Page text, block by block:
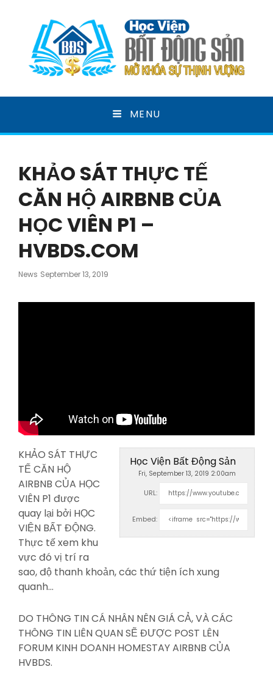
HỌC VIỆN BẤT ĐỘNG
SẢN
MENU
KHẢO SÁT THỰC TẾ
CĂN HỘ AIRBNB CỦA
HỌC VIÊN P1 –
HVBDS.COM
News Posted
September 13, 2019
Học Viện Bất Động Sản
Fri, September 13, 2019 2:00am
URL:
Embed:
KHẢO SÁT THỰC
TẾ CĂN HỘ
AIRBNB CỦA HỌC
VIÊN P1 được
quay lại bởi HỌC
VIỆN BẤT ĐỘNG.
Thực tế xem khu
vực đó vị trí ra
sao, độ thanh khoản, các thứ tiện ích xung
quanh…
DO THÔNG TIN CÁ NHÂN NÊN GIÁ CẢ, VÀ CÁC
THÔNG TIN LIÊN QUAN SẼ ĐƯỢC POST LÊN
FORUM KINH DOANH HOMESTAY AIRBNB CỦA
HVBDS.